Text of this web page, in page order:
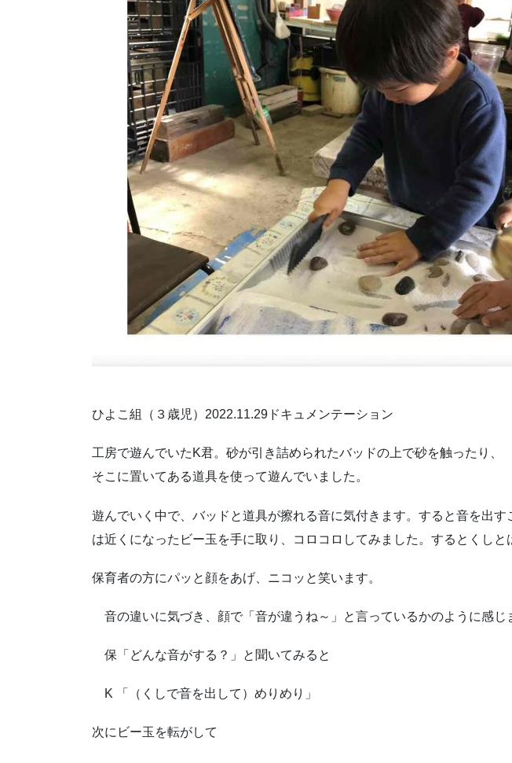
ひよこ組（３歳児）2022.11.29ドキュメンテーション
工房で遊んでいたK君。砂が引き詰められたバッドの上で砂を触ったり、
そこに置いてある道具を使って遊んでいました。
遊んでいく中で、バッドと道具が擦れる音に気付きます。すると音を出
は近くになったビー玉を手に取り、コロコロしてみました。するとくしと
保育者の方にパッと顔をあげ、ニコッと笑います。
音の違いに気づき、顔で「音が違うね～」と言っているかのように感じ
保「どんな音がする？」と聞いてみると
K 「（くしで音を出して）めりめり」
次にビー玉を転がして